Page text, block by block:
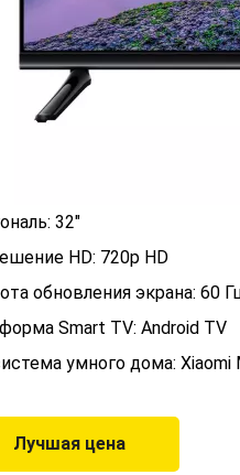
32"
HD: 720p HD
обновления экрана: 60
Smart TV: Android TV
умного дома: Xiaomi
Лучшая цена